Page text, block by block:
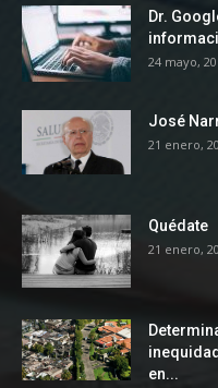
Dr.
24 mayo,
José
21 enero,
Quédate
21 enero,
en...